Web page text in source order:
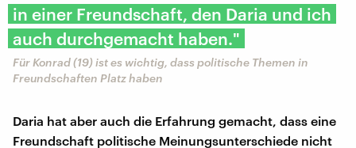
in einer Freundschaft, den Daria und ich
auch durchgemacht haben."
Für Konrad (19) ist es wichtig, dass politische Themen in
Freundschaften Platz haben
Daria hat aber auch die Erfahrung gemacht, dass eine
Freundschaft politische Meinungsunterschiede nicht